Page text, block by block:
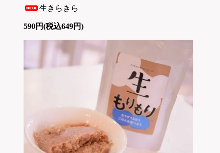
生きらきら
590円(税込649円)